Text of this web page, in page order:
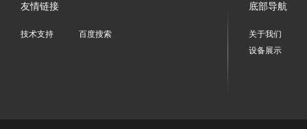
友情链接
技术支持 百度搜索
底部导航
关于我们
设备展示